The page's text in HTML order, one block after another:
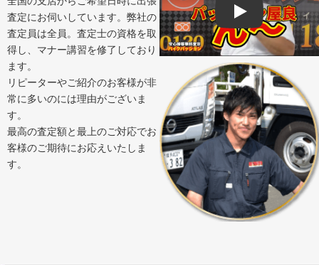
Play
査定にお伺いしています。弊社の
査定員は全員。査定士の資格を取
得し、マナー講習を修了しており
ます。
リピーターやご紹介のお客様が非
常に多いのには理由がございま
す。
最高の査定額と最上のご対応でお
客様のご期待にお応えいたしま
す。